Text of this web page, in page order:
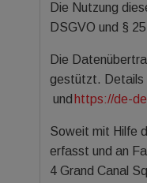
Die Nutzung
DSGVO und §
Die
gestützt. Details
und https://de-
Soweit mit Hilfe
erfasst und an
4 Grand Canal